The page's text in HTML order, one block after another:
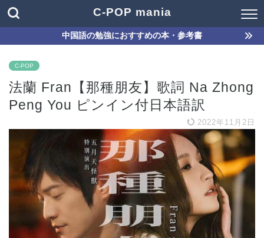
C-POP mania
中国語の勉強におすすめの本・参考書
C-POP
法蘭 Fran【那種朋友】歌詞 Na Zhong
Peng You ピンイン付日本語訳
2022年11月2日